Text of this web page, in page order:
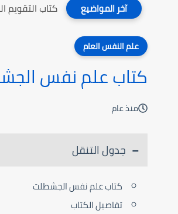
آخر المواضيع كتاب التقويم
علم النفس العام
كتاب علم نفس
منذ عام
جدول التنقل
كتاب علم نفس الجشطلت
تفاصيل الكتاب